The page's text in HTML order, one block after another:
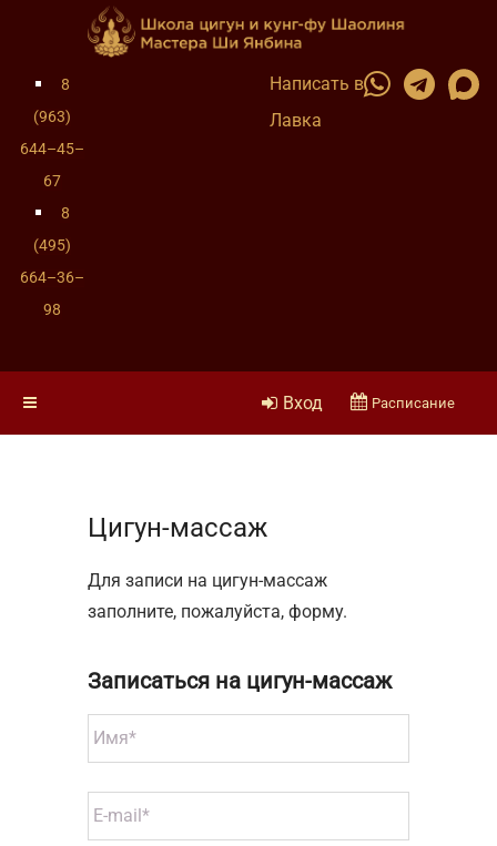
8
(963)
644–45–
67
8
(495)
664–36–
98
Написать в
Лавка
Вход Расписание
Цигун-массаж
Для записи на цигун-массаж
заполните, пожалуйста, форму.
Записаться на цигун-массаж